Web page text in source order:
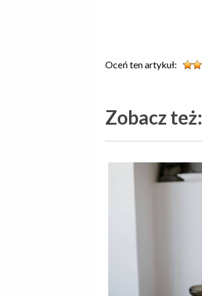
Oceń ten artykuł:
Zobacz też: